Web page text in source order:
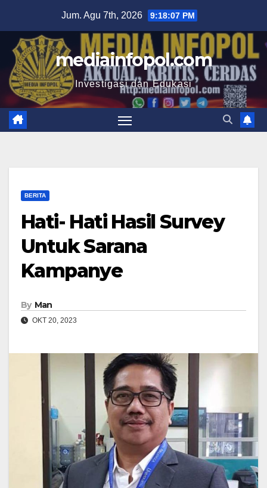
content
Jum. Agu 7th, 2026 9:18:08 PM
mediainfopol.com
Investigasi dan Edukasi
BERITA
Hati- Hati Hasil Survey
Untuk Sarana
Kampanye
By Man
OKT 20, 2023